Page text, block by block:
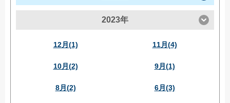
2023年
12月(1) 11月(4)
10月(2) 9月(1)
8月(2) 6月(3)